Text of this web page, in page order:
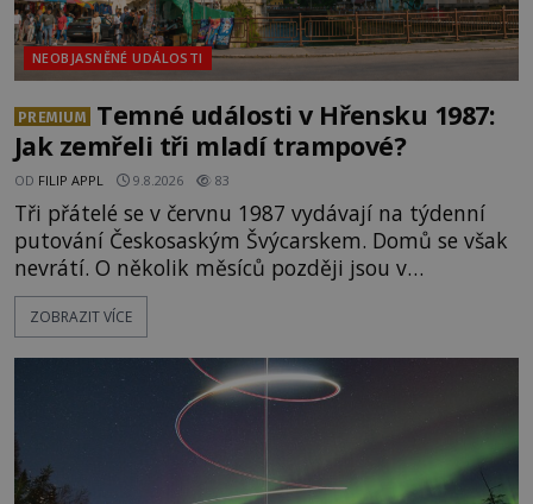
NEOBJASNĚNÉ UDÁLOSTI
PREMIUM
Temné události v Hřensku 1987:
Jak zemřeli tři mladí trampové?
OD FILIP APPL 9.8.2026 83
Tři přátelé se v červnu 1987 vydávají na týdenní
putování Českosaským Švýcarskem. Domů se však
nevrátí. O několik měsíců později jsou v
nepřístupných skalách u Hřenska nalezeny jejich
kostry – a s nimi stopy, které se jen obtížně slučují
přírodní živel, neznámý útočník, nebo někdo, koho
tehdejší režim nechtěl odhalit? [gallery
ids="171131,171132,1711
ZOBRAZIT VÍCE